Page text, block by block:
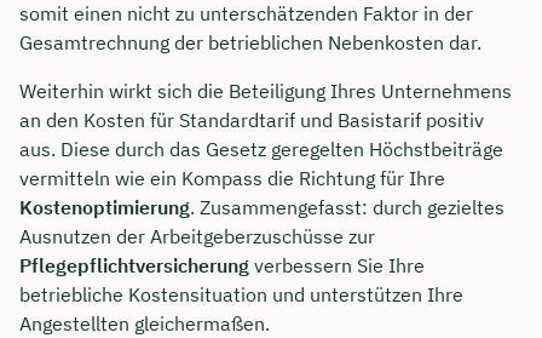
somit einen nicht zu unterschätzenden Faktor in der
Gesamtrechnung der betrieblichen Nebenkosten dar.
Weiterhin wirkt sich die Beteiligung Ihres Unternehmens
an den Kosten für Standardtarif und Basistarif positiv
aus. Diese durch das Gesetz geregelten Höchstbeiträge
vermitteln wie ein Kompass die Richtung für Ihre
Kostenoptimierung. Zusammengefasst: durch gezieltes
Ausnutzen der Arbeitgeberzuschüsse zur
Pflegepflichtversicherung verbessern Sie Ihre
betriebliche Kostensituation und unterstützen Ihre
Angestellten gleichermaßen.